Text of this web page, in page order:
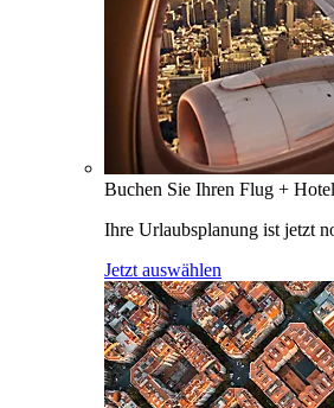
Buchen Sie Ihren Flug + Hotel
Ihre Urlaubsplanung ist jetzt
Jetzt auswählen